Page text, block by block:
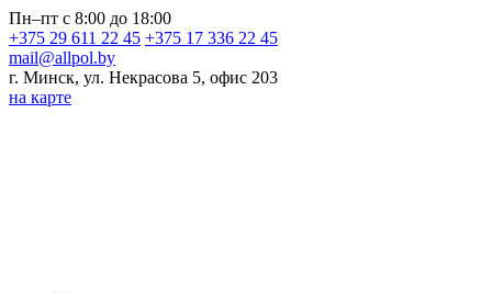
Пн–пт с 8:00 до 18:00
+375 29 611 22 45 +375 17 336 22 45
mail@allpol.by
г. Минск, ул. Некрасова 5, офис 203
на карте